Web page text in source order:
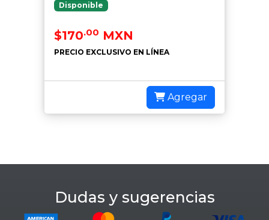
Disponible
$170.00 MXN
PRECIO EXCLUSIVO EN LÍNEA
Agregar
Dudas y sugerencias